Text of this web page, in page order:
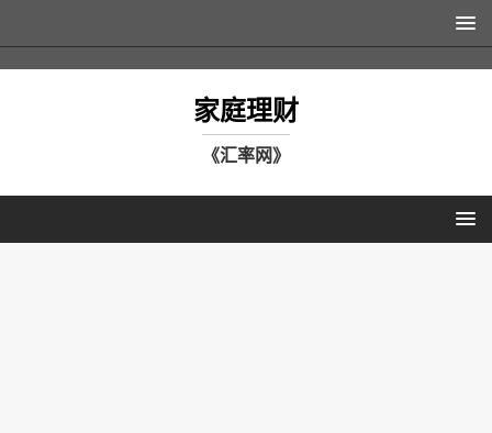
家庭理财
《汇率网》